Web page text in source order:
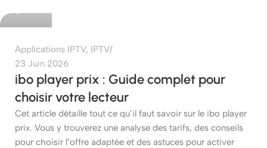
Applications IPTV, IPTV
23 Juin 2026
ibo player prix : Guide complet pour
choisir votre lecteur
Cet article détaille tout ce qu’il faut savoir sur le ibo player
prix. Vous y trouverez une analyse des tarifs, des conseils
pour choisir l’offre adaptée et des astuces pour activer